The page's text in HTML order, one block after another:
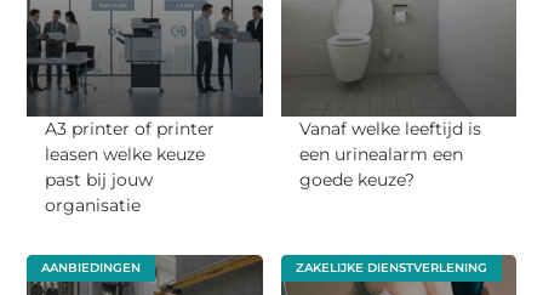
A3 printer of printer
leasen welke keuze
past bij jouw
organisatie
Vanaf welke leeftijd is
een urinealarm een
goede keuze?
AANBIEDINGEN ZAKELIJKE DIENSTVERLENING